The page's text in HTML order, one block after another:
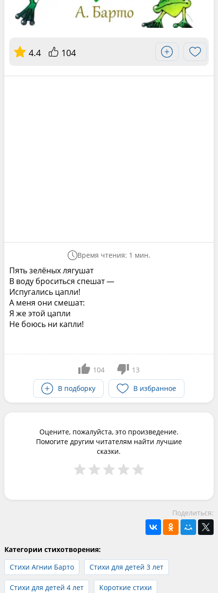
4.4 104
Время чтения: 1 мин.
Пять зелёных лягушат
В воду броситься спешат —
Испугались цапли!
А меня они смешат:
Я же этой цапли
Не боюсь ни капли!
104
13
В подборку
В избранное
Оцените, пожалуйста, это произведение.
Помогите другим читателям найти лучшие
сказки.
Поделиться:
Категории стихотворения:
Стихи Агнии Барто
Стихи для детей 3 лет
Стихи для детей 4 лет Короткие стихи